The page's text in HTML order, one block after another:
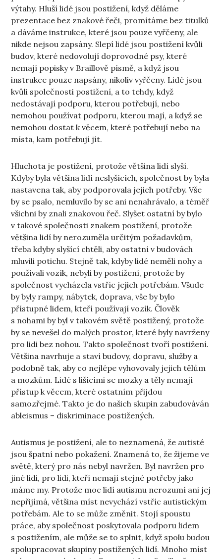
výtahy. Hluší lidé jsou postižení, když děláme
prezentace bez znakové řeči, promítáme bez titulků
a dáváme instrukce, které jsou pouze vyřčeny, ale
nikde nejsou zapsány. Slepí lidé jsou postižení kvůli
budov, které nedovolují doprovodné psy, které
nemají popisky v Braillově písmě, a když jsou
instrukce pouze napsány, nikoliv vyřčeny. Lidé jsou
kvůli společnosti postižení, a to tehdy, když
nedostávají podporu, kterou potřebují, nebo
nemohou používat podporu, kterou mají, a když se
nemohou dostat k věcem, které potřebují nebo na
místa, kam potřebují jít.
Hluchota je postižení, protože většina lidí slyší.
Kdyby byla většina lidí neslyšících, společnost by byla
nastavena tak, aby podporovala jejich potřeby. Vše
by se psalo, nemluvilo by se ani nenahrávalo, a téměř
všichni by znali znakovou řeč. Slyšet ostatní by bylo
v takové společnosti znakem postižení, protože
většina lidí by nerozuměla určitým požadavkům,
třeba kdyby slyšící chtěli, aby ostatní v budovách
mluvili potichu. Stejně tak, kdyby lidé neměli nohy a
používali vozík, nebyli by postižení, protože by
společnost vycházela vstříc jejich potřebám. Všude
by byly rampy, nábytek, doprava, vše by bylo
přístupné lidem, kteří používají vozík. Člověk
s nohami by byl v takovém světě postižený, protože
by se nevešel do malých prostor, které byly navrženy
pro lidi bez nohou. Takto společnost tvoří postižení.
Většina navrhuje a staví budovy, dopravu, služby a
podobně tak, aby co nejlépe vyhovovaly jejich tělům
a mozkům. Lidé s lišícími se mozky a těly nemají
přístup k věcem, které ostatním přijdou
samozřejmé. Takto je do našich skupin zabudováván
ableismus – diskriminace postižených.
Autismus je postižení, ale to neznamená, že autisté
jsou špatní nebo pokažení. Znamená to, že žijeme ve
světě, který pro nás nebyl navržen. Byl navržen pro
jiné lidi, pro lidi, kteří nemají stejné potřeby jako
máme my. Protože moc lidí autismu nerozumí ani jej
nepřijímá, většina míst nevychází vstříc autistickým
potřebám. Ale to se může změnit. Stojí spoustu
práce, aby společnost poskytovala podporu lidem
s postižením, ale může se to splnit, když spolu budou
spolupracovat skupiny postižených lidí. Mnoho míst